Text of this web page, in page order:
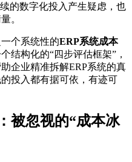
的数字化投入产生疑虑，也
。
个系统性的ERP系统成本
结构化的“四步评估框架”，
企业精准拆解ERP系统的真
投入都有据可依，有迹可
被忽视的“成本冰